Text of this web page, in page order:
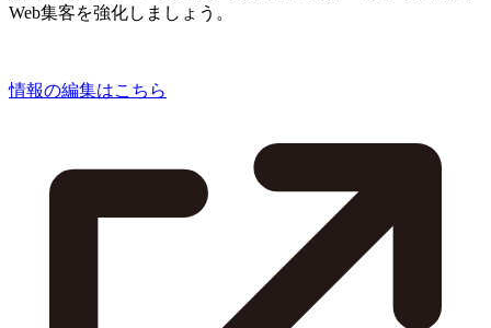
Web集客を強化しましょう。
情報の編集はこちら